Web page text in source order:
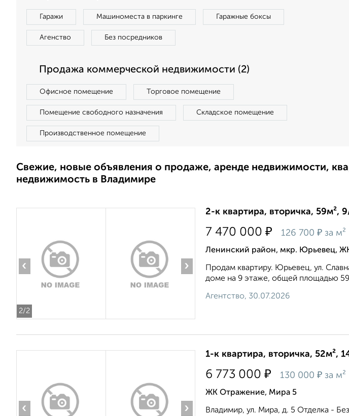
Гаражи Машиноместа в паркинге Гаражные боксы
Агенство Без посредников
Продажа коммерческой недвижимости (2)
Офисное помещение Торговое помещение
Помещение свободного назначения Складское помещение
Производственное помещение
Свежие, новые объявления о продаже, аренде недвижимости,
недвижимость в Владимире
2/2
‹ ›
2-к квартира, вторичка, 59м²,
7 470 000 ₽ 126 700 ₽ за м²
Ленинский район, мкр. Юрьевец,
Продам квартиру. Юрьевец, ул.
доме на 9 этаже, общей площадью
Агентство, 30.07.2026
‹ ›
1-к квартира, вторичка, 52м²,
6 773 000 ₽ 130 000 ₽ за м²
ЖК Отражение, Мира 5
Владимир, ул. Мира, д. 5 Отделка -